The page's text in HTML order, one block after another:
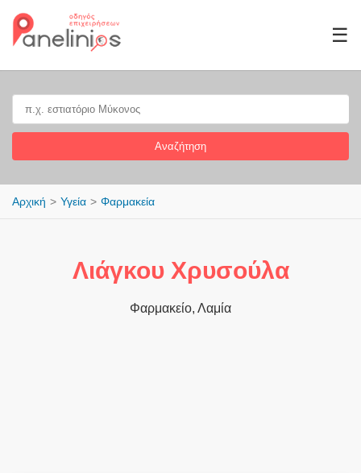
☰
Αναζήτηση
Αρχική Υγεία Φαρμακεία
Λιάγκου Χρυσούλα
Φαρμακείο, Λαμία